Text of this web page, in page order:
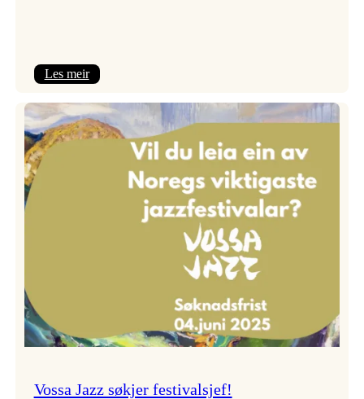
Les meir:
Vossa Jazz søkjer festivalsjef!